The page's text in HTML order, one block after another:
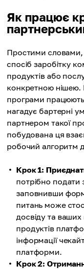
Як працює
Простими словами,
спосіб заробітку
продуктів або
конкретною нішею.
програми
нагадує бартерні
партнером такої
побудована ця
робочий алгоритм
Крок 1:
потрібно подати
заповнивши
питань може
досвіду та
продуктів
інформації
платформи.
Крок 2: